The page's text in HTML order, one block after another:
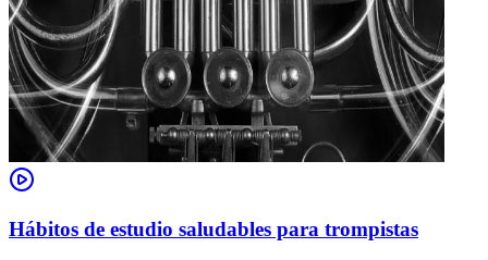
Hábitos de estudio saludables para trompistas